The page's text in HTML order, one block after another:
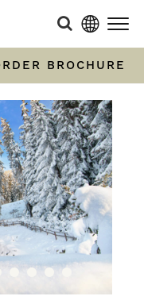
BROCHURE